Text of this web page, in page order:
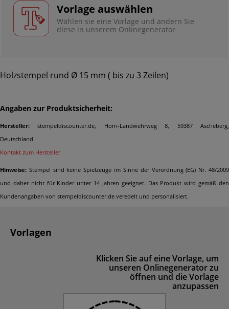
Vorlage auswählen
Wählen sie eine Vorlage und ändern Sie
diese in unserem Onlinegenerator
Holzstempel rund Ø 15 mm ( bis zu 3 Zeilen)
Angaben zur Produktsicherheit:
Hersteller: stempeldiscounter.de, Horn-Landwehrweg 8, 59387 Ascheberg,
Deutschland
Kontakt zum Hersteller
Hinweise: Stempel sind keine Spielzeuge im Sinne der Verordnung (EG) Nr. 48/2009
und daher nicht für Kinder unter 14 Jahren geeignet. Das Produkt wird gemäß den
Kundenangaben von stempeldiscounter.de veredelt und personalisiert.
Vorlagen
Klicken Sie auf eine Vorlage, um
unseren Onlinegenerator zu
öffnen und die Vorlage
anzupassen